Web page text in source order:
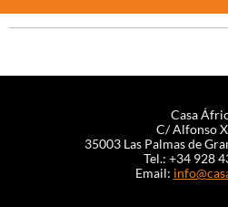
Casa
C/ Alfonso
35003 Las Palmas de
Tel.: +34 928
Email: